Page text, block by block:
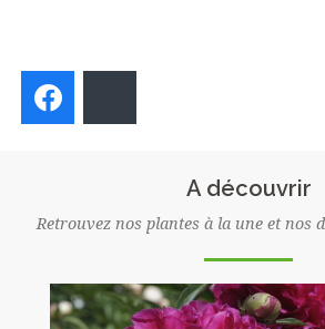
A découvrir
Retrouvez nos plantes à la une et nos